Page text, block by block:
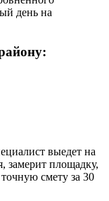
день на
:
выедет на
замерит площадку,
смету за 30